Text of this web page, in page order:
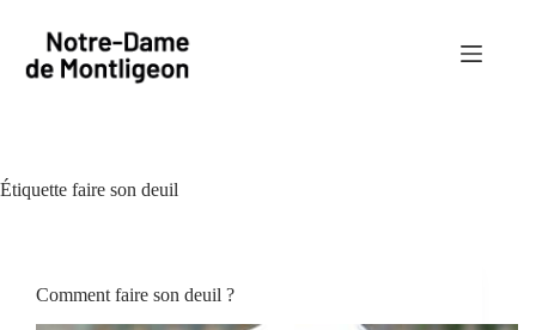
contenu
Étiquette faire son deuil
Comment faire son deuil ?